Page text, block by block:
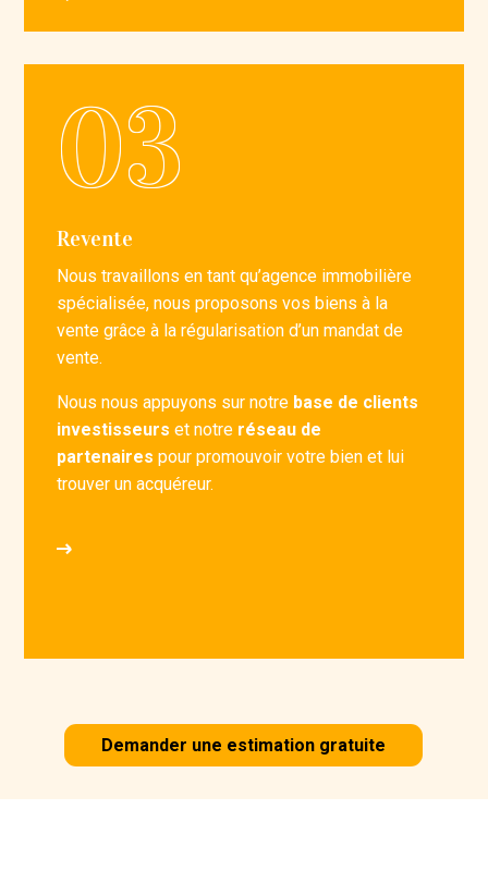
Revente
Nous travaillons en tant qu’agence immobilière
spécialisée, nous proposons vos biens à la
vente grâce à la régularisation d’un mandat de
vente.
Nous nous appuyons sur notre base de clients
investisseurs et notre réseau de
partenaires pour promouvoir votre bien et lui
trouver un acquéreur.
Demander une estimation gratuite